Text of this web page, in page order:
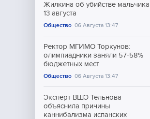
Жилкина об убийстве мальчика
13 августа
Общество 06 Августа 13:47
Ректор МГИМО Торкунов:
олимпиадники заняли 57-58%
бюджетных мест
Общество 06 Августа 13:47
Эксперт ВШЭ Тельнова
объяснила причины
каннибализма испанских